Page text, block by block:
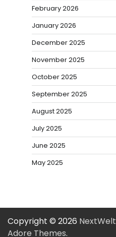
February 2026
January 2026
December 2025
November 2025
October 2025
September 2025
August 2025
July 2025
June 2025
May 2025
Copyright © 2026 NextWelt
Adore Themes.